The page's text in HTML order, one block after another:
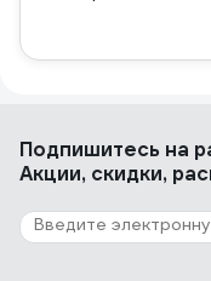
Подпишитесь на
Акции, скидки,